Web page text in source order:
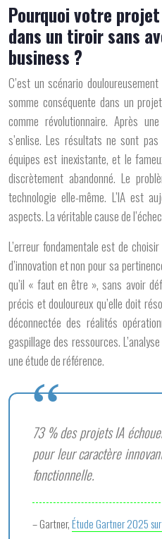
Pourquoi votre
dans un tiroir sans
business ?
C’est un scénario
somme conséquente dans un
comme révolutionnaire. Après
s’enlise. Les résultats ne sont
équipes est inexistante, et le
discrètement abandonné. Le
technologie elle-même. L’IA est
aspects. La véritable cause de
L’erreur fondamentale est de
d’innovation et non pour sa
qu’il « faut en être », sans avoir
précis et douloureux qu’elle doit
déconnectée des réalités
gaspillage des ressources.
une étude de référence.
73 % des projets IA
pour leur caractère
fonctionnelle.
– Gartner,Étude Gartner 2025